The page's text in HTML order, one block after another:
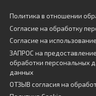
Политика в отношении
Согласие на обработку
Согласие на
ЗАПРОС на
обработки персональных
данных
ОТЗЫВ согласия на